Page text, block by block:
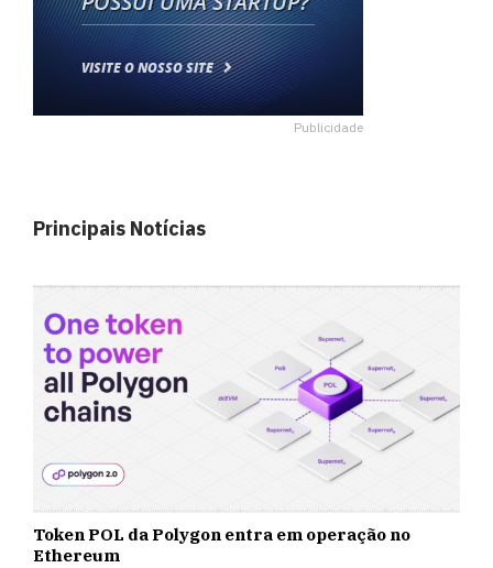
Publicidade
Principais Notícias
Token POL da Polygon entra em operação no
Ethereum